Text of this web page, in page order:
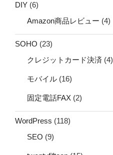
DIY (6)
Amazon商品レビュー (4)
SOHO (23)
クレジットカード決済 (4)
モバイル (16)
固定電話FAX (2)
WordPress (118)
SEO (9)